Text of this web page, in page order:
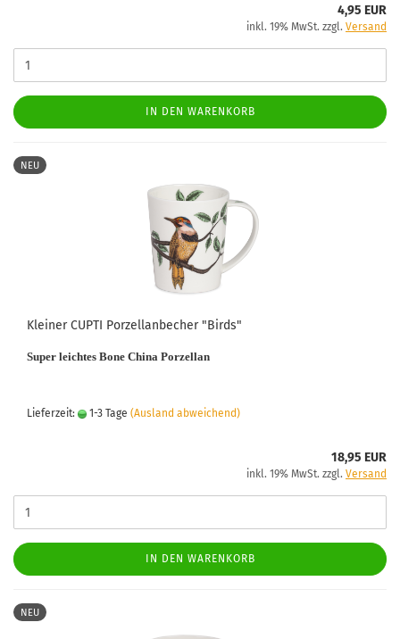
4,95 EUR
inkl. 19% MwSt. zzgl. Versand
IN DEN WARENKORB
NEU
Kleiner CUPTI Porzellanbecher "Birds"
Super leichtes Bone China Porzellan
Lieferzeit: 1-3 Tage (Ausland abweichend)
18,95 EUR
inkl. 19% MwSt. zzgl. Versand
IN DEN WARENKORB
NEU